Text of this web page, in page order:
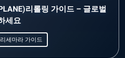
리롤링 가이드 – 글로벌
세요
리세마라 가이드